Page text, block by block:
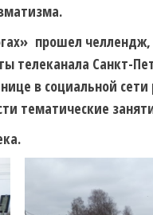
прошел
телеканала Санкт-
в социальной
тематические